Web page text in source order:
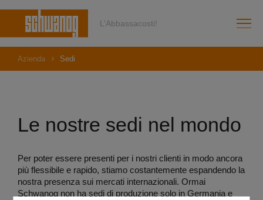
L’Abbassacosti!
Azienda Sedi
Le nostre sedi nel mondo
Per poter essere presenti per i nostri clienti in modo ancora
più flessibile e rapido, stiamo costantemente espandendo la
nostra presenza sui mercati internazionali. Ormai
Schwanog non ha sedi di produzione solo in Germania e